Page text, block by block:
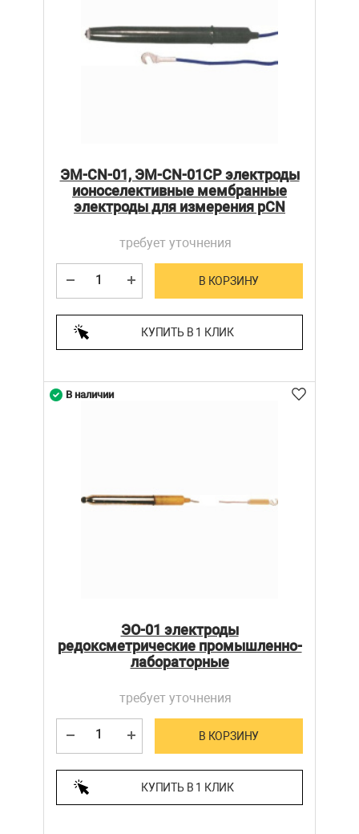
ЭM-CN-01, ЭM-CN-01СР электроды
ионоселективные мембранные
электроды для измерения pCN
требует уточнения
В КОРЗИНУ
КУПИТЬ В 1 КЛИК
ЭО-01 электроды
редоксметрические промышленно-
лабораторные
требует уточнения
В КОРЗИНУ
КУПИТЬ В 1 КЛИК
В наличии